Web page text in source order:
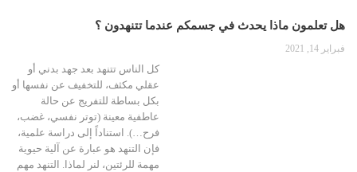
هل تعلمون ماذا يحدث في جسمكم عندما تتنهدون ؟
فبراير 14, 2021
كل الناس تتنهد بعد جهد بدني أو
عقلي مكثف، للتخفيف عن نفسها أو
بكل بساطة للتفريج عن حالة
عاطفية معينة (توتر نفسي، غضب،
فرح…). استناداً إلى دراسة علمية،
فإن التنهد هو عبارة عن آلية حيوية
مهمة للرئتين، لنر لماذا. التنهد مهم